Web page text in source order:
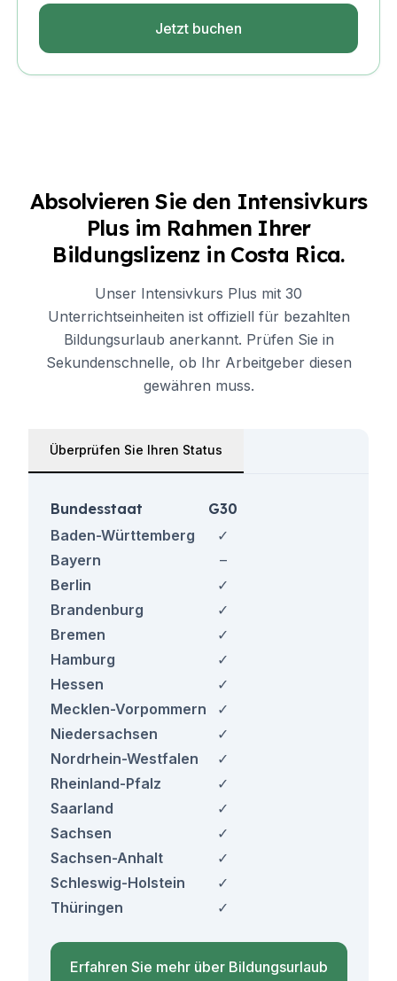
Jetzt buchen
Absolvieren Sie den Intensivkurs
Plus im Rahmen Ihrer
Bildungslizenz in Costa Rica.
Unser Intensivkurs Plus mit 30
Unterrichtseinheiten ist offiziell für bezahlten
Bildungsurlaub anerkannt. Prüfen Sie in
Sekundenschnelle, ob Ihr Arbeitgeber diesen
gewähren muss.
Überprüfen Sie Ihren Status
Bundesstaat
G30
Baden-Württemberg
Bayern
Berlin
Brandenburg
Bremen
Hamburg
Hessen
Mecklen-Vorpommern
Niedersachsen
Nordrhein-Westfalen
Rheinland-Pfalz
Saarland
Sachsen
Sachsen-Anhalt
Schleswig-Holstein
Thüringen
✓
–
✓
✓
✓
✓
✓
✓
✓
✓
✓
✓
✓
✓
✓
✓
Erfahren Sie mehr über Bildungsurlaub